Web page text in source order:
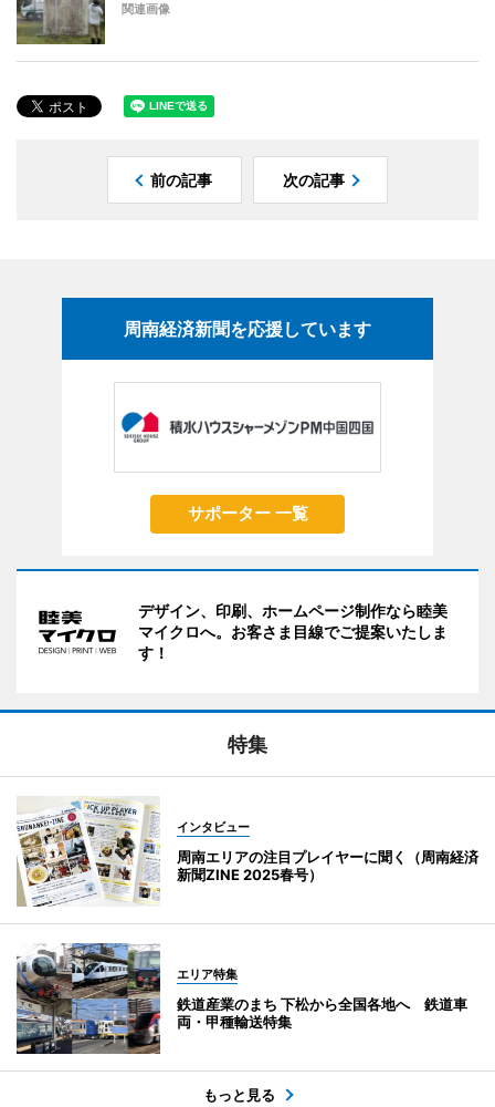
関連画像
前の記事 次の記事
周南経済新聞を応援しています
サポーター 一覧
デザイン、印刷、ホームページ制作なら睦美
マイクロへ。お客さま目線でご提案いたしま
す！
特集
インタビュー
周南エリアの注目プレイヤーに聞く（周南経済
新聞ZINE 2025春号）
エリア特集
鉄道産業のまち 下松から全国各地へ 鉄道車
両・甲種輸送特集
もっと見る